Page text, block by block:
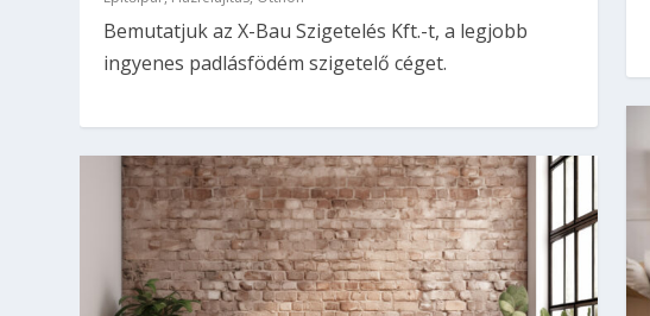
Bemutatjuk az X-Bau Szigetelés Kft.-t, a legjobb
ingyenes padlásfödém szigetelő céget.